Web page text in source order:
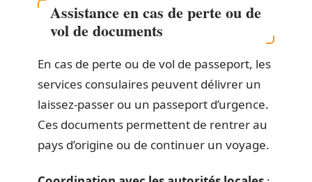
Assistance en cas de perte ou de
vol de documents
En cas de perte ou de vol de passeport, les
services consulaires peuvent délivrer un
laissez-passer ou un passeport d’urgence.
Ces documents permettent de rentrer au
pays d’origine ou de continuer un voyage.